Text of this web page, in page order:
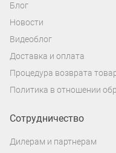
Блог
Новости
Видеоблог
Доставка и оплата
Процедура возврата
Политика в отношении
Сотрудничество
Дилерам и партнерам